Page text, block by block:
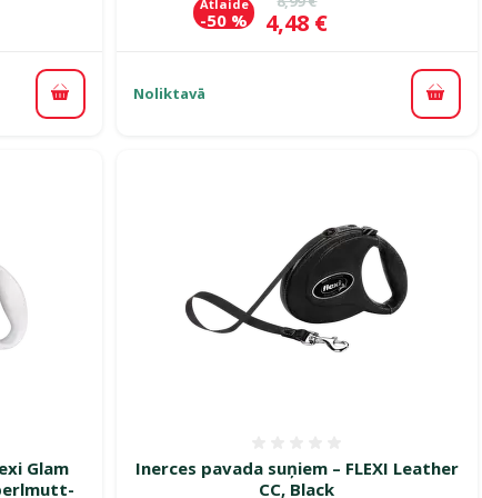
Pievienot grozam
Cena
4,48 €
Atlaide
-50 %
Noliktavā
Glam
Inerces pavada suņiem – FLEXI Leather
CC, Black